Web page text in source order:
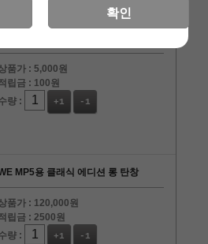
품가 : 5,000원
립금 : 100원
량 :
+1 -1
MP5용 클래식 에디션 롱 탄창
품가 : 120,000원
립금 :2500원
량 :
+1 -1
확인